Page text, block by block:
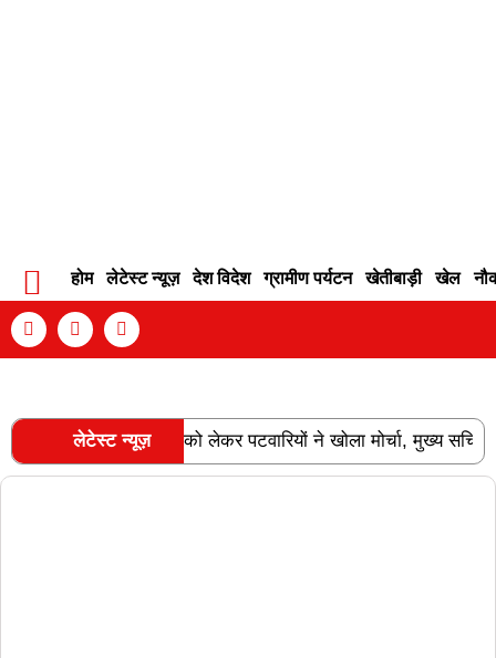
होम लेटेस्ट न्यूज़ देश विदेश ग्रामीण पर्यटन खेतीबाड़ी खेल
लेटेस्ट न्यूज़
और वेतन विसंगति को लेकर पटवारियों ने खोला मोर्चा, मुख्य सचिव को
RECENT POSTS